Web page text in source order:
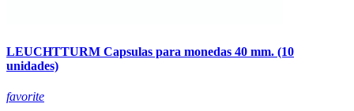
LEUCHTTURM Capsulas para monedas 40 mm. (10
unidades)
favorite